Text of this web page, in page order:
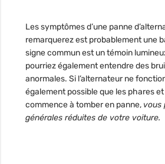
Les symptômes d’une panne
remarquerez est probablement une
signe commun est un témoin
pourriez également entendre des
anormales. Si l’alternateur ne
également possible que les phares
commence à tomber en panne, vous
générales réduites de votre voiture.